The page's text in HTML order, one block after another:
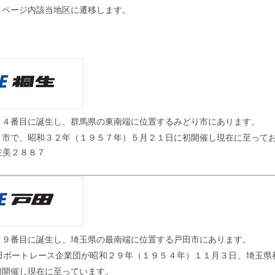
ージ内該当地区に遷移します。
番目に誕生し、群馬県の東南端に位置するみどり市にあります。
で、昭和３２年（１９５７年）５月２１日に初開催し現在に至って
２８８７
番目に誕生し、埼玉県の最南端に位置する戸田市にあります。
ートレース企業団が昭和２９年（１９５４年）１１月３日、埼玉
催し現在に至っています。